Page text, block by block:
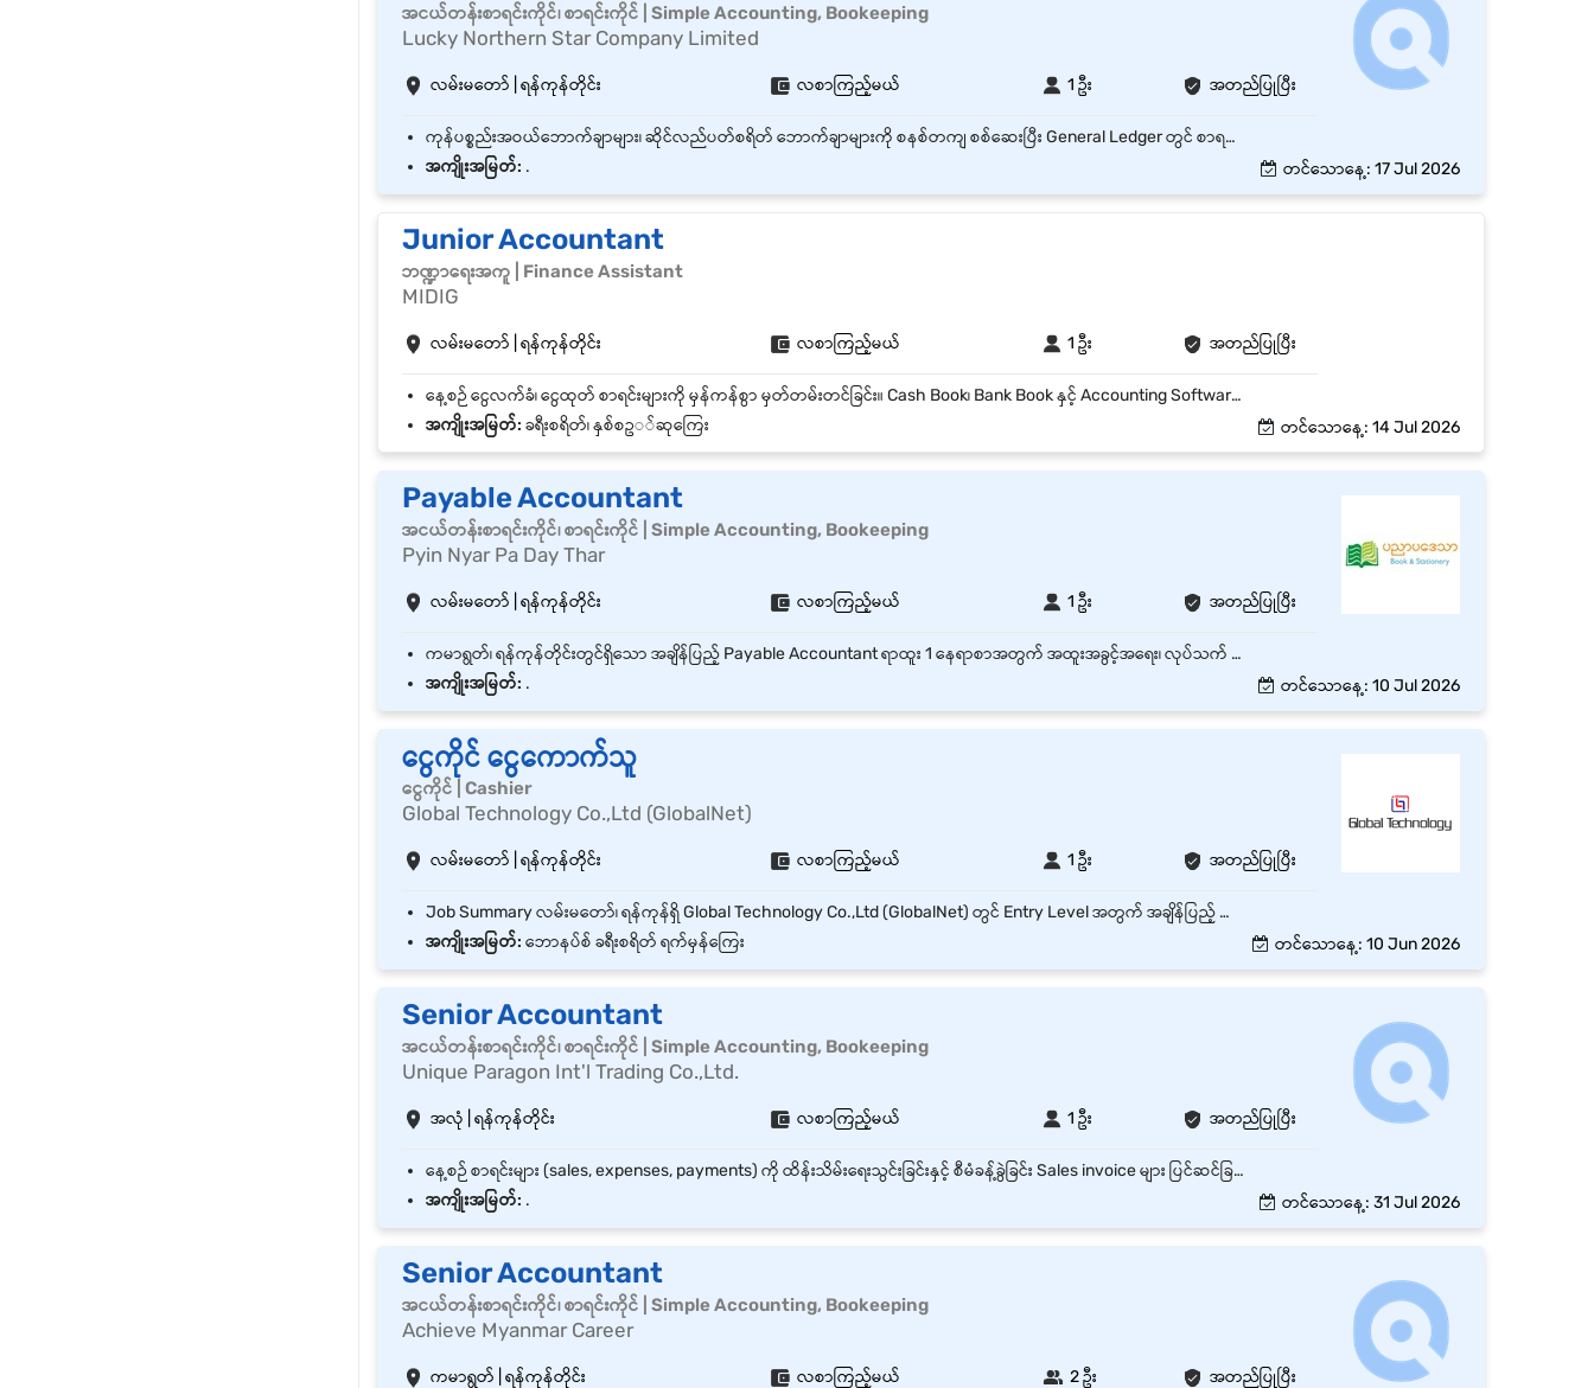
အငယ်တန်းစာရင်းကိုင်၊ စာရင်းကိုင် | Simple Accounting, Bookeeping
Lucky Northern Star Company Limited
လမ်းမတော် | ရန်ကုန်တိုင်း လစာကြည့်မယ် 1 ဦး အတည်ပြုပြီး
ကုန်ပစ္စည်းအဝယ်ဘောက်ချာများ၊ ဆိုင်လည်ပတ်စရိတ် ဘောက်ချာများကို စနစ်တကျ စစ်ဆေးပြီး General Ledger တွင် စာရင်းသွင်းရမည်။ လကုန်တွင် အရောင်းအဝယ် အရှုံး/အမြတ်စာရင်း (P&L) နှင့် လစာပေးချေမှု (Payroll) စာရင်းများ ပြင်ဆင်ရာတွင် အခြေခံအချက်အလက်များ ပြုစုပေးရမည်။ Kpay, WaveMoney, CB Pay စသည့် Digital Wallet များမှ ဝင်လာသော ငွေများနှင့် ဘဏ် Statement များကို နေ့စဉ် တိုက်ဆိုင်စစ်ဆေးရမည်။ နေ့စဉ်ဆိုင်ပိတ်ချိန်တွင် ကောင်တာရှိ ငွေသားလက်ကျန်နှင့် အရောင်းစနစ် (POS System) ထဲရှိ စာရင်း ကိုက်ညီမှု ရှိ၊ မရှိ စစ်ဆေးရမည်။
အကျိုးအမြတ်: . တင်သောနေ့: 17 Jul 2026
Junior Accountant
ဘဏ္ဍာရေးအကူ | Finance Assistant
MIDIG
လမ်းမတော် | ရန်ကုန်တိုင်း လစာကြည့်မယ် 1 ဦး အတည်ပြုပြီး
နေ့စဉ် ငွေလက်ခံ၊ ငွေထုတ် စာရင်းများကို မှန်ကန်စွာ မှတ်တမ်းတင်ခြင်း။ Cash Book၊ Bank Book နှင့် Accounting Software တွင် စာရင်းသွင်းခြင်း။ Payment Voucher၊ Receipt Voucher နှင့် Journal Voucher များကို ပြင်ဆင်ခြင်း။ Bank Deposit၊ Bank Reconciliation နှင့် Bank Transaction များကို ကူညီဆောင်ရွက်ခြင်း။
အကျိုးအမြတ်: ခရီးစရိတ်၊ နှစ်စဥ◌်ဆုကြေး တင်သောနေ့: 14 Jul 2026
Payable Accountant
အငယ်တန်းစာရင်းကိုင်၊ စာရင်းကိုင် | Simple Accounting, Bookeeping
Pyin Nyar Pa Day Thar
လမ်းမတော် | ရန်ကုန်တိုင်း လစာကြည့်မယ် 1 ဦး အတည်ပြုပြီး
ကမာရွတ်၊ ရန်ကုန်တိုင်းတွင်ရှိသော အချိန်ပြည့် Payable Accountant ရာထူး 1 နေရာစာအတွက် အထူးအခွင့်အရေး၊ လုပ်သက် - အတွေ့အကြုံရှိ နှင့် လစဉ် လစာကောင်းကောင်းပေးမည်။
အကျိုးအမြတ်: . တင်သောနေ့: 10 Jul 2026
ငွေကိုင် ငွေကောက်သူ
ငွေကိုင် | Cashier
Global Technology Co.,Ltd (GlobalNet)
လမ်းမတော် | ရန်ကုန်တိုင်း လစာကြည့်မယ် 1 ဦး အတည်ပြုပြီး
Job Summary လမ်းမတော်၊ ရန်ကုန်ရှိ Global Technology Co.,Ltd (GlobalNet) တွင် Entry Level အတွက် အချိန်ပြည့် ငွေကိုင်/ဘီလ်ချာ ရာထူး ၁ နေရာ ဖွင့်လှစ်ထားပါသည်။ လစာကောင်းမွန်ပြီး တယ်လီကွန်းလုပ်ငန်းအတွေ့အကြုံရရှိနိုင်သည့် အခွင့်အရေးကောင်းတစ်ခုဖြစ်ပါသည်။ Key Responsibilities ငွေလက်ခံခြင်း၊ ငွေသွင်းငွေထုတ်များကို တိကျစွာ ဆောင်ရွက်ရန် ဘီလ်ထုတ်ခြင်း၊ ပြေစာစနစ်များကို စနစ်တကျ စီမံရန် နေ့စဉ်ငွေစာရင်းများကို စစ်ဆေး၍ တင်ပြရန် Customer များကို ယဉ်ကျေးစွာ ဝန်ဆောင်မှုပေးရန် သက်ဆိုင်ရာ Finance/Accounting လုပ်ငန်းများတွင် ပံ့ပိုးကူညီရန်
အကျိုးအမြတ်: ဘောနပ်စ် ခရီးစရိတ် ရက်မှန်ကြေး တင်သောနေ့: 10 Jun 2026
Senior Accountant
အငယ်တန်းစာရင်းကိုင်၊ စာရင်းကိုင် | Simple Accounting, Bookeeping
Unique Paragon Int'l Trading Co.,Ltd.
အလုံ | ရန်ကုန်တိုင်း လစာကြည့်မယ် 1 ဦး အတည်ပြုပြီး
နေ့စဉ် စာရင်းများ (sales, expenses, payments) ကို ထိန်းသိမ်းရေးသွင်းခြင်းနှင့် စီမံခန့်ခွဲခြင်း Sales invoice များ ပြင်ဆင်ခြင်းနှင့် စစ်ဆေးခြင်း Accounts Receivable (AR) ကို စီမံခန့်ခွဲပြီး customer collections များကို လိုက်လံ စုဆောင်းခြင်း Stock ဆိုင်ရာ transaction များကို တိကျမှန်ကန်စွာ မှတ်တမ်းတင်ခြင်းနှင့် inventory valuation အတွက် store team နှင့် ပူးပေါင်းဆောင်ရွက်ခြင်း
အကျိုးအမြတ်: . တင်သောနေ့: 31 Jul 2026
Senior Accountant
အငယ်တန်းစာရင်းကိုင်၊ စာရင်းကိုင် | Simple Accounting, Bookeeping
Achieve Myanmar Career
ကမာရွတ် | ရန်ကုန်တိုင်း လစာကြည့်မယ် 2 ဦး အတည်ပြုပြီး